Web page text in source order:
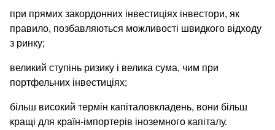
при прямих закордонних інвестиціях інвестори, як
правило, позбавляються можливості швидкого відходу
з ринку;
великий ступінь ризику і велика сума, чим при
портфельних інвестиціях;
більш високий термін капіталовкладень, вони більш
кращі для країн-імпортерів іноземного капіталу.